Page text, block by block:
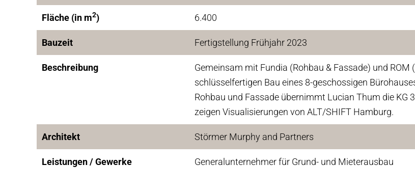
Fläche (in m2) 6.400
Bauzeit Fertigstellung Frühjahr 2023
Beschreibung
Gemeinsam mit Fundia (Rohbau & Fassade) und
schlüsselfertigen Bau eines 8-geschossigen
Rohbau und Fassade übernimmt Lucian Thum die KG
zeigen Visualisierungen von ALT/SHIFT Hamburg.
Architekt Störmer Murphy and Partners
Leistungen / Gewerke Generalunternehmer für Grund- und Mieterausbau